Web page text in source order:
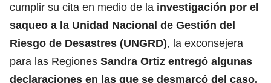
cumplir su cita en medio de la investigación por el
saqueo a la Unidad Nacional de Gestión del
Riesgo de Desastres (UNGRD), la exconsejera
para las Regiones Sandra Ortiz entregó algunas
declaraciones en las que se desmarcó del caso.